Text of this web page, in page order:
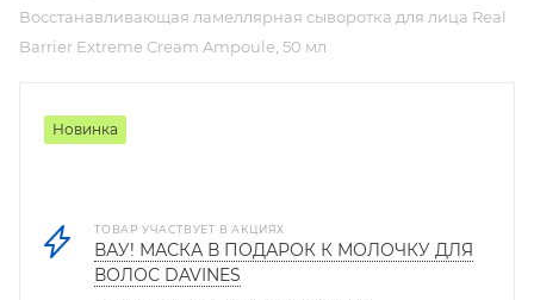
Восстанавливающая ламеллярная сыворотка для лица Real
Barrier Extreme Cream Ampoule, 50 мл
Новинка
ТОВАР УЧАСТВУЕТ В АКЦИЯХ
ВАУ! МАСКА В ПОДАРОК К МОЛОЧКУ ДЛЯ
ВОЛОС DAVINES